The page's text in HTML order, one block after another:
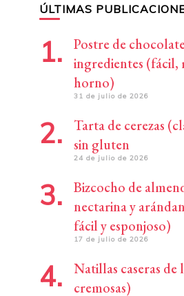
ÚLTIMAS
Postre de
ingredientes (fácil,
horno)
31 de julio de 2026
Tarta de cerezas
sin gluten
24 de julio de 2026
Bizcocho de
nectarina y
fácil y esponjoso)
17 de julio de 2026
Natillas caseras de
cremosas)